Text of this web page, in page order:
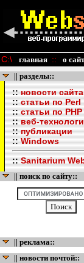
C:\ главная :: о
|| разделы::
::новости сайта
::статьи по Perl
::статьи по PHP
::веб-
::публикации
::Windows
::Sanitarium
|| поиск по сайту::
|| реклама::
|| новости почтой::